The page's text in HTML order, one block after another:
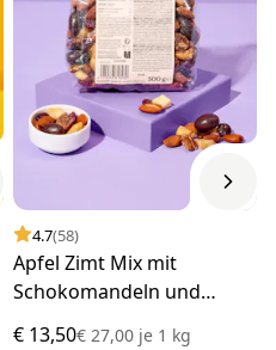
4.7(58)
Apfel Zimt Mix mit
Schokomandeln und
€ 13,50€ 27,00 je 1 kg